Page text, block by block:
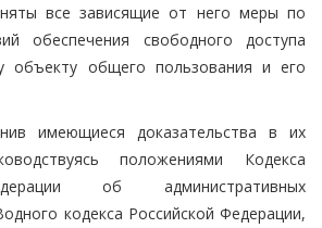
все зависящие от него меры по
обеспечения свободного доступа
объекту общего пользования и его
имеющиеся доказательства в их
положениями Кодекса
об административных
кодекса Российской Федерации,